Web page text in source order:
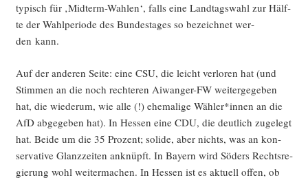
typisch für ‚Mid­term-Wah­len‘, falls eine Land­tags­wahl zur Hälf­
te der Wahl­pe­ri­ode des Bun­des­ta­ges so bezeich­net wer­
den kann.
Auf der ande­ren Sei­te: eine CSU, die leicht ver­lo­ren hat (und
Stim­men an die noch rech­te­ren Aiwan­ger-FW wei­ter­ge­ge­ben
hat, die wie­der­um, wie alle (!) ehe­ma­li­ge Wähler*innen an die
AfD abge­ge­ben hat). In Hes­sen eine CDU, die deut­lich zuge­legt
hat. Bei­de um die 35 Pro­zent; soli­de, aber nichts, was an kon­
ser­va­ti­ve Glanz­zei­ten anknüpft. In Bay­ern wird Söders Rechts­re­
gie­rung wohl wei­ter­ma­chen. In Hes­sen ist es aktu­ell offen, ob